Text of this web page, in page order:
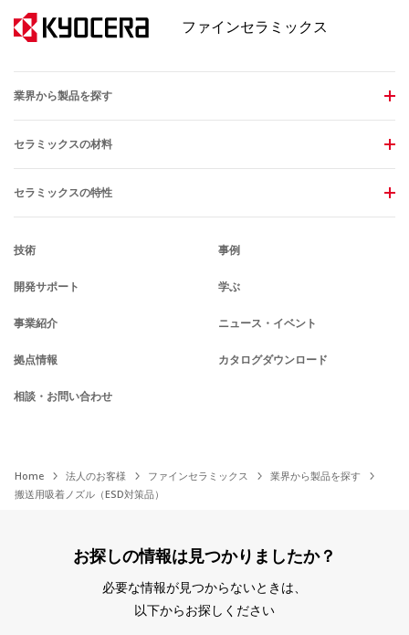
ファインセラミックス
業界から製品を探す
セラミックスの材料
セラミックスの特性
技術 事例
開発サポート 学ぶ
事業紹介 ニュース・イベント
拠点情報 カタログダウンロード
相談・お問い合わせ
Home 法人のお客様 ファインセラミックス
業界から製品を探す
搬送用吸着ノズル（ESD対策品）
お探しの情報は見つかりましたか？
必要な情報が見つからないときは、
以下からお探しください